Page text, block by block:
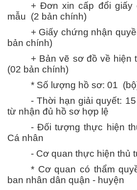
+ Đơn xin cấp đổi giấy
mẫu (2 bản chính)
+ Giấy chứng nhận
bản chính)
+ Bản vẽ sơ đồ về hiện
(02 bản chính)
* Số lượng hồ sơ: 01
- Thời hạn giải quyết:
từ nhận đủ hồ sơ hợp lệ
- Đối tượng thực hiện
Cá nhân
- Cơ quan thực hiện thủ
* Cơ quan có thẩm
ban nhân dân quận - huyện